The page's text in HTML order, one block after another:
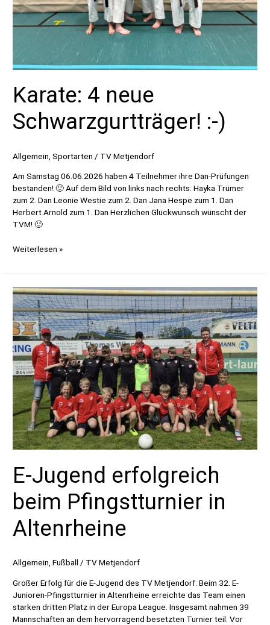
Karate: 4 neue
Schwarzgurtträger! :-)
Allgemein ,Sportarten / TV Metjendorf
Am Samstag 06.06.2026 haben 4 Teilnehmer ihre Dan-Prüfungen
bestanden! 🙂 Auf dem Bild von links nach rechts: Hayka Trümer
zum 2. Dan Leonie Westie zum 2. Dan Jana Hespe zum 1. Dan
Herbert Arnold zum 1. Dan Herzlichen Glückwunsch wünscht der
TVM! 🙂
Karate:
neue
:-)
Weiterlesen »
E-Jugend erfolgreich
beim Pfingstturnier in
Altenrheine
Allgemein ,Fußball / TV Metjendorf
Großer Erfolg für die E-Jugend des TV Metjendorf: Beim 32. E-
Junioren-Pfingstturnier in Altenrheine erreichte das Team einen
starken dritten Platz in der Europa League. Insgesamt nahmen 39
Mannschaften an dem hervorragend besetzten Turnier teil. Vor